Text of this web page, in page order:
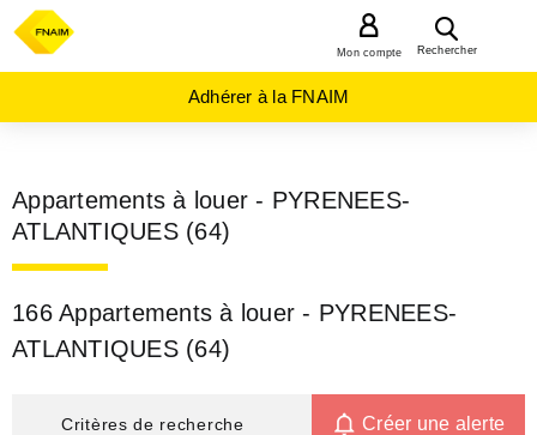
Rechercher
Mon compte
Adhérer à la FNAIM
Appartements à louer - PYRENEES-
ATLANTIQUES (64)
166 Appartements à louer - PYRENEES-
ATLANTIQUES (64)
Critères de recherche Créer une alerte